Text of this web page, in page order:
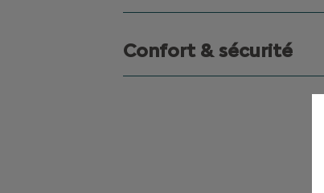
Confort & sécurité